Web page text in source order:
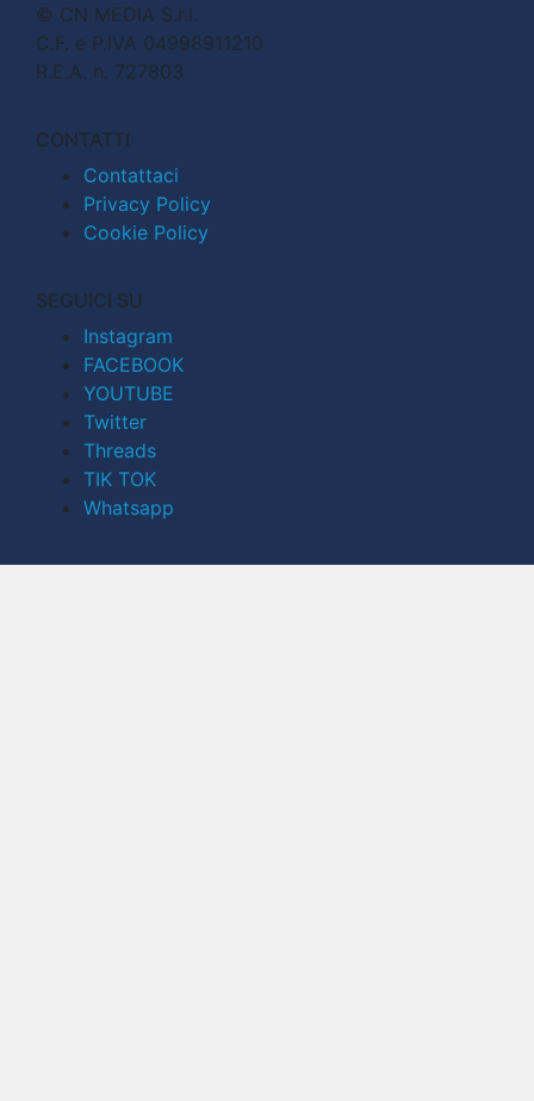
© CN MEDIA S.r.l.
C.F. e P.IVA 04998911210
R.E.A. n. 727803
CONTATTI
Contattaci
Privacy Policy
Cookie Policy
SEGUICI SU
Instagram
FACEBOOK
YOUTUBE
Twitter
Threads
TIK TOK
Whatsapp